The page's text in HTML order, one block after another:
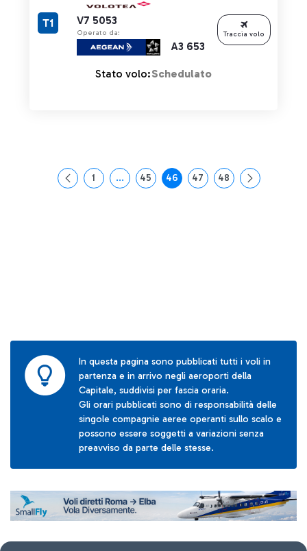
V7 5053
Operato da:
A3 653
T1
Stato volo:Schedulato
Traccia volo
Pagina
1 ...Pagine intermedie Use TAB to navigate.
Pagina
45 Pagina
46 Pagina
47 Pagina
48
In questa pagina sono pubblicati tutti i voli in
partenza e in arrivo negli aeroporti della
Capitale, suddivisi per fascia oraria.
Gli orari pubblicati sono di responsabilità delle
singole compagnie aeree operanti sullo scalo e
possono essere soggetti a variazioni senza
preavviso da parte delle stesse.